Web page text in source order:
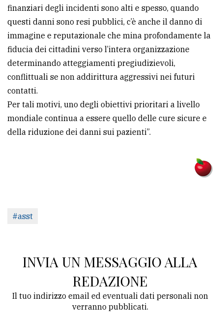
finanziari degli incidenti sono alti e spesso, quando
questi danni sono resi pubblici, c’è anche il danno di
immagine e reputazionale che mina profondamente la
fiducia dei cittadini verso l’intera organizzazione
determinando atteggiamenti pregiudizievoli,
conflittuali se non addirittura aggressivi nei futuri
contatti.
Per tali motivi, uno degli obiettivi prioritari a livello
mondiale continua a essere quello delle cure sicure e
della riduzione dei danni sui pazienti”.
#asst
INVIA UN MESSAGGIO ALLA
REDAZIONE
Il tuo indirizzo email ed eventuali dati personali non
verranno pubblicati.